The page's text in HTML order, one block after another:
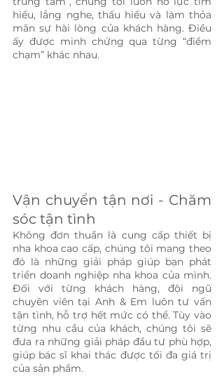
hiểu, lắng nghe, thấu hiểu và làm thỏa
mãn sự hài lòng của khách hàng. Điều
ấy được minh chứng qua từng “điểm
chạm” khác nhau.
Vận chuyển tận nơi - Chăm
sóc tận tình
Không đơn thuần là cung cấp thiết bị
nha khoa cao cấp, chúng tôi mang theo
đó là những giải pháp giúp bạn phát
triển doanh nghiệp nha khoa của mình.
Đối với từng khách hàng, đội ngũ
chuyên viên tại Anh & Em luôn tư vấn
tận tình, hỗ trợ hết mức có thể. Tùy vào
từng nhu cầu của khách, chúng tôi sẽ
đưa ra những giải pháp đầu tư phù hợp,
giúp bác sĩ khai thác được tối đa giá trị
của sản phẩm.